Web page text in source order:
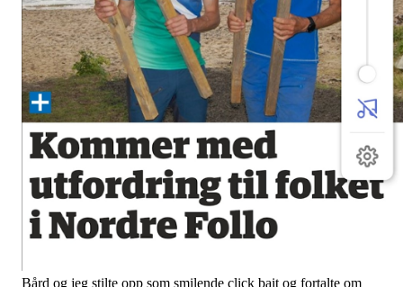
Bård og jeg stilte opp som smilende click bait og fortalte om